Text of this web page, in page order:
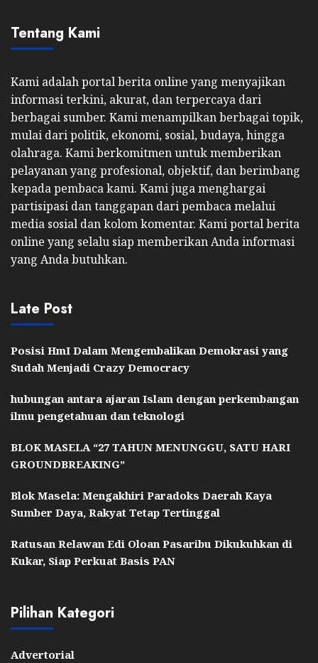
Tentang Kami
Kami adalah portal berita online yang menyajikan
informasi terkini, akurat, dan terpercaya dari
berbagai sumber. Kami menampilkan berbagai topik,
mulai dari politik, ekonomi, sosial, budaya, hingga
olahraga. Kami berkomitmen untuk memberikan
pelayanan yang profesional, objektif, dan berimbang
kepada pembaca kami. Kami juga menghargai
partisipasi dan tanggapan dari pembaca melalui
media sosial dan kolom komentar. Kami portal berita
online yang selalu siap memberikan Anda informasi
yang Anda butuhkan.
Late Post
Posisi HmI Dalam Mengembalikan Demokrasi yang
Sudah Menjadi Crazy Democracy
hubungan antara ajaran Islam dengan perkembangan
ilmu pengetahuan dan teknologi
BLOK MASELA “27 TAHUN MENUNGGU, SATU HARI
GROUNDBREAKING”
Blok Masela: Mengakhiri Paradoks Daerah Kaya
Sumber Daya, Rakyat Tetap Tertinggal
Ratusan Relawan Edi Oloan Pasaribu Dikukuhkan di
Kukar, Siap Perkuat Basis PAN
Pilihan Kategori
Advertorial